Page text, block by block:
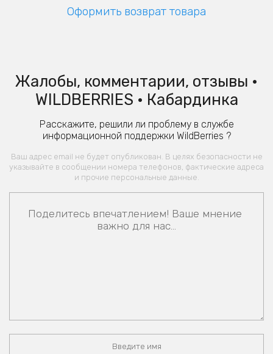
Оформить возврат товара
Жалобы, комментарии, отзывы •
WILDBERRIES • Кабардинка
Расскажите, решили ли проблему в службе
информационной поддержки WildBerries ?
Ваш адрес email не будет опубликован. В целях безопасности не
указывайте в сообщении номера телефонов, фактические адреса
и прочие персональные данные.